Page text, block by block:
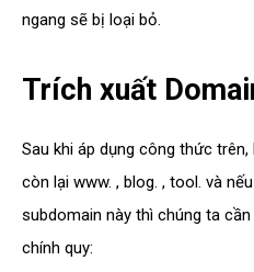
ngang sẽ bị loại bỏ.
Trích xuất
Sau khi áp dụng công thức
còn lại www. , blog. , tool. và
subdomain này thì chúng ta
chính quy: